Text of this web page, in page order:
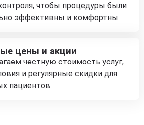
чтобы процедуры были
эффективны и комфортны
цены и акции
честную стоимость услуг,
и регулярные скидки для
пациентов